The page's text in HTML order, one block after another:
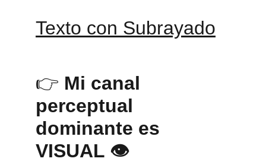
Texto con Subrayado
👉 Mi canal
perceptual
dominante es
VISUAL 👁️